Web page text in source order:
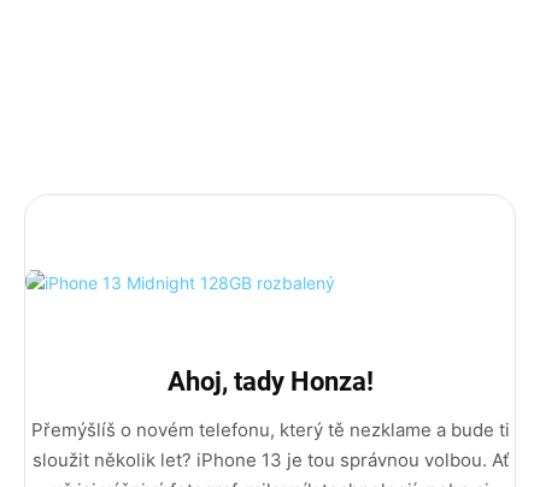
Ahoj, tady Honza!
Přemýšlíš o novém telefonu, který tě nezklame a bude ti
sloužit několik let? iPhone 13 je tou správnou volbou. Ať